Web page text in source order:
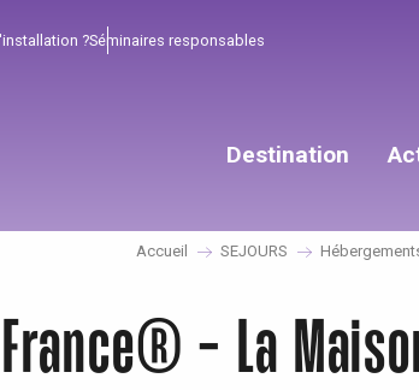
?Séminaires responsables
Destination
Accueil SEJOURS
- La